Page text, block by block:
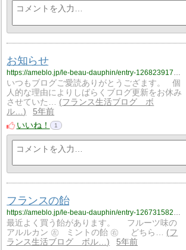
お知らせ
いつもブログご愛読ありがとうござます。 個
人的な理由によりしばらくブログ更新をお休み
させていた…
フランス生活ブログ ボ
ル…
5年前
いいね！
1
フランスの飴
最近よく買う飴があります。 フルーツ味の
アルルカン ㊧ ミントの飴 ㊨ どちら…
フ
ランス生活ブログ ボル…
5年前